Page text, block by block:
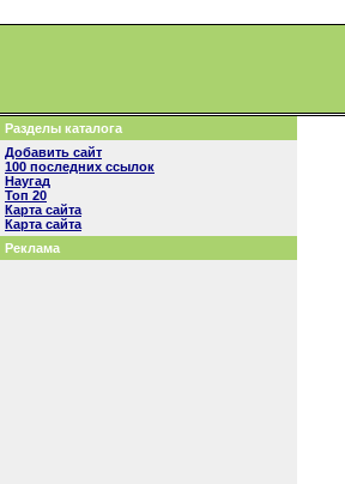
Разделы каталога
Добавить сайт
100 последних ссылок
Наугад
Топ 20
Карта сайта
Карта сайта
Реклама